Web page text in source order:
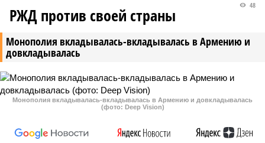
Монополия вкладывалась-вкладывалась в Армению и
довкладывалась
48
РЖД против своей страны
Монополия вкладывалась-вкладывалась в Армению и довкладывалась
(фото: Deep Vision)